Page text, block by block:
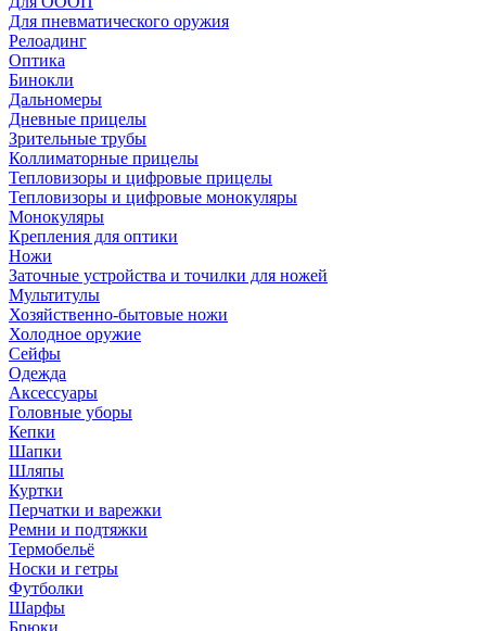
Для пневматического оружия
Релоадинг
Оптика
Бинокли
Дальномеры
Дневные прицелы
Зрительные трубы
Коллиматорные прицелы
Тепловизоры и цифровые прицелы
Тепловизоры и цифровые монокуляры
Монокуляры
Крепления для оптики
Ножи
Заточные устройства и точилки для ножей
Мультитулы
Хозяйственно-бытовые ножи
Холодное оружие
Сейфы
Одежда
Аксессуары
Головные уборы
Кепки
Шапки
Шляпы
Куртки
Перчатки и варежки
Ремни и подтяжки
Термобельё
Носки и гетры
Футболки
Шарфы
Брюки